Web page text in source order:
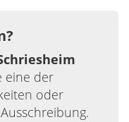
eine der
oder